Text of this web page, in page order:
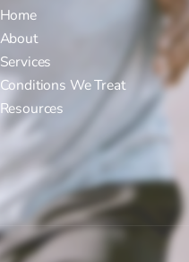
Home
About
Services
Conditions We Treat
Resources